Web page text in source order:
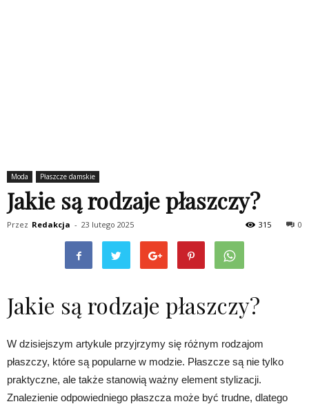
Moda Płaszcze damskie
Jakie są rodzaje płaszczy?
Przez Redakcja - 23 lutego 2025 0
315
Jakie są rodzaje płaszczy?
W dzisiejszym artykule przyjrzymy się różnym rodzajom
płaszczy, które są popularne w modzie. Płaszcze są nie tylko
praktyczne, ale także stanowią ważny element stylizacji.
Znalezienie odpowiedniego płaszcza może być trudne, dlatego